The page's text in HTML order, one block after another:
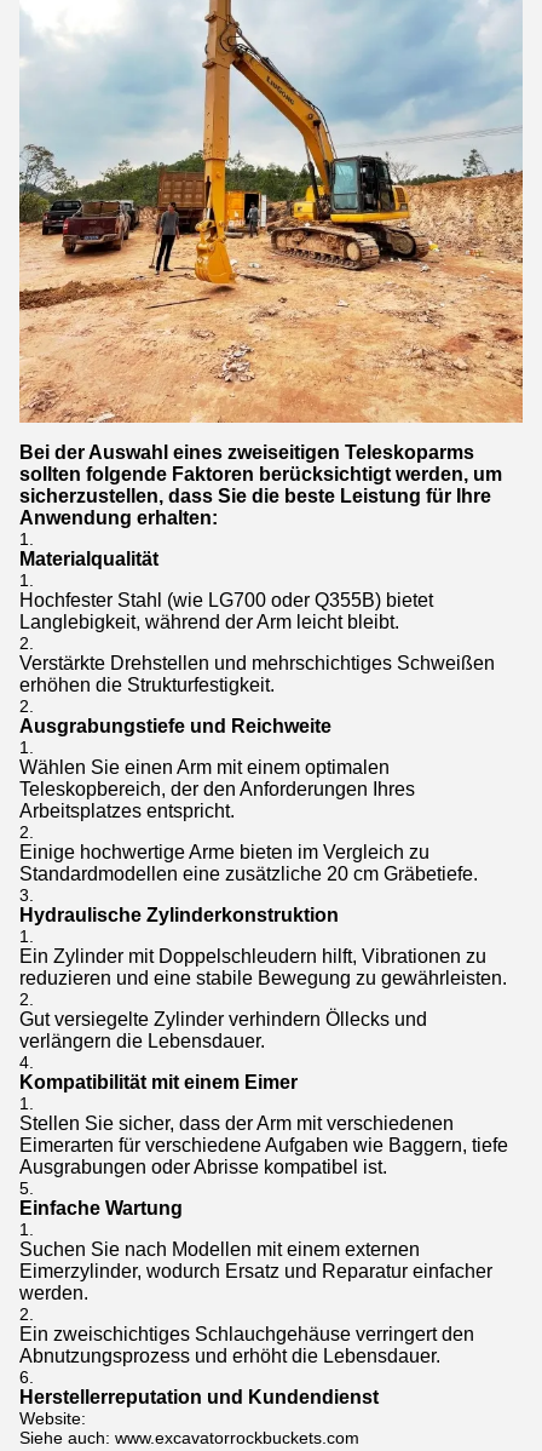
Bei der Auswahl eines zweiseitigen Teleskoparms
sollten folgende Faktoren berücksichtigt werden, um
sicherzustellen, dass Sie die beste Leistung für Ihre
Anwendung erhalten:
Materialqualität
Hochfester Stahl (wie LG700 oder Q355B) bietet
Langlebigkeit, während der Arm leicht bleibt.
Verstärkte Drehstellen und mehrschichtiges Schweißen
erhöhen die Strukturfestigkeit.
Ausgrabungstiefe und Reichweite
Wählen Sie einen Arm mit einem optimalen
Teleskopbereich, der den Anforderungen Ihres
Arbeitsplatzes entspricht.
Einige hochwertige Arme bieten im Vergleich zu
Standardmodellen eine zusätzliche 20 cm Gräbetiefe.
Hydraulische Zylinderkonstruktion
Ein Zylinder mit Doppelschleudern hilft, Vibrationen zu
reduzieren und eine stabile Bewegung zu gewährleisten.
Gut versiegelte Zylinder verhindern Öllecks und
verlängern die Lebensdauer.
Kompatibilität mit einem Eimer
Stellen Sie sicher, dass der Arm mit verschiedenen
Eimerarten für verschiedene Aufgaben wie Baggern, tiefe
Ausgrabungen oder Abrisse kompatibel ist.
Einfache Wartung
Suchen Sie nach Modellen mit einem externen
Eimerzylinder, wodurch Ersatz und Reparatur einfacher
werden.
Ein zweischichtiges Schlauchgehäuse verringert den
Abnutzungsprozess und erhöht die Lebensdauer.
Herstellerreputation und Kundendienst
Website:
Siehe auch: www.excavatorrockbuckets.com